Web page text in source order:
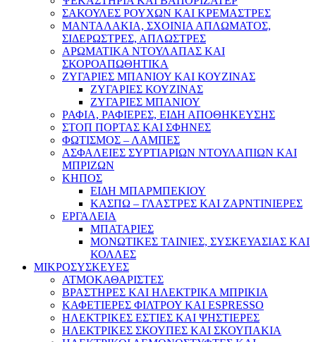
ΣΑΚΟΥΛΕΣ ΡΟΥΧΩΝ ΚΑΙ ΚΡΕΜΑΣΤΡΕΣ
ΜΑΝΤΑΛΑΚΙΑ, ΣΧΟΙΝΙΑ ΑΠΛΩΜΑΤΟΣ,
ΣΙΔΕΡΩΣΤΡΕΣ, ΑΠΛΩΣΤΡΕΣ
ΑΡΩΜΑΤΙΚΑ ΝΤΟΥΛΑΠΑΣ ΚΑΙ
ΣΚΟΡΟΑΠΩΘΗΤΙΚΑ
ΖΥΓΑΡΙΕΣ ΜΠΑΝΙΟΥ ΚΑΙ ΚΟΥΖΙΝΑΣ
ΖΥΓΑΡΙΕΣ ΚΟΥΖΙΝΑΣ
ΖΥΓΑΡΙΕΣ ΜΠΑΝΙΟΥ
ΡΑΦΙΑ, ΡΑΦΙΕΡΕΣ, ΕΙΔΗ ΑΠΟΘΗΚΕΥΣΗΣ
ΣΤΟΠ ΠΟΡΤΑΣ ΚΑΙ ΣΦΗΝΕΣ
ΦΩΤΙΣΜΟΣ – ΛΑΜΠΕΣ
ΑΣΦΑΛΕΙΕΣ ΣΥΡΤΙΑΡΙΩΝ ΝΤΟΥΛΑΠΙΩΝ ΚΑΙ
ΜΠΡΙΖΩΝ
ΚΗΠΟΣ
ΕΙΔΗ ΜΠΑΡΜΠΕΚΙΟΥ
ΚΑΣΠΩ – ΓΛΑΣΤΡΕΣ ΚΑΙ ΖΑΡΝΤΙΝΙΕΡΕΣ
ΕΡΓΑΛΕΙΑ
ΜΠΑΤΑΡΙΕΣ
ΜΟΝΩΤΙΚΕΣ ΤΑΙΝΙΕΣ, ΣΥΣΚΕΥΑΣΙΑΣ ΚΑΙ
ΚΟΛΛΕΣ
ΜΙΚΡΟΣΥΣΚΕΥΕΣ
ΑΤΜΟΚΑΘΑΡΙΣΤΕΣ
ΒΡΑΣΤΗΡΕΣ ΚΑΙ ΗΛΕΚΤΡΙΚΑ ΜΠΡΙΚΙΑ
ΚΑΦΕΤΙΕΡΕΣ ΦΙΛΤΡΟΥ ΚΑΙ ESPRESSO
ΗΛΕΚΤΡΙΚΕΣ ΕΣΤΙΕΣ ΚΑΙ ΨΗΣΤΙΕΡΕΣ
ΗΛΕΚΤΡΙΚΕΣ ΣΚΟΥΠΕΣ ΚΑΙ ΣΚΟΥΠΑΚΙΑ